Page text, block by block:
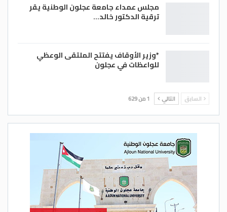
مجلس عمداء جامعة عجلون الوطنية يقر
ترقية الدكتور خالد…
*وزير الأوقاف يفتتح الملتقى الوعظي
للواعظات في عجلون
السابق التالي 1 من 629